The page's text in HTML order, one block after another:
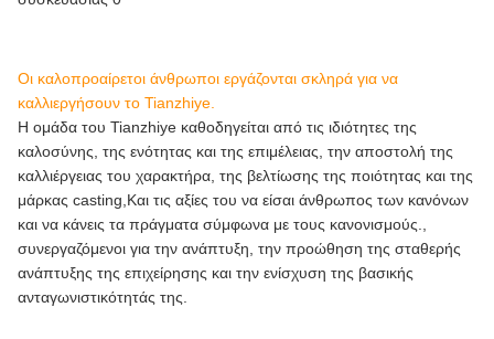
Οι καλοπροαίρετοι άνθρωποι εργάζονται σκληρά για να
καλλιεργήσουν το Tianzhiye.
Η ομάδα του Tianzhiye καθοδηγείται από τις ιδιότητες της
καλοσύνης, της ενότητας και της επιμέλειας, την αποστολή της
καλλιέργειας του χαρακτήρα, της βελτίωσης της ποιότητας και της
μάρκας casting,Και τις αξίες του να είσαι άνθρωπος των κανόνων
και να κάνεις τα πράγματα σύμφωνα με τους κανονισμούς.,
συνεργαζόμενοι για την ανάπτυξη, την προώθηση της σταθερής
ανάπτυξης της επιχείρησης και την ενίσχυση της βασικής
ανταγωνιστικότητάς της.